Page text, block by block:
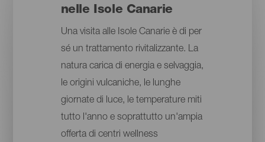
nelle Isole Canarie
Una visita alle Isole Canarie è di per
sé un trattamento rivitalizzante. La
natura carica di energia e selvaggia,
le origini vulcaniche, le lunghe
giornate di luce, le temperature miti
tutto l'anno e soprattutto un'ampia
offerta di centri wellness